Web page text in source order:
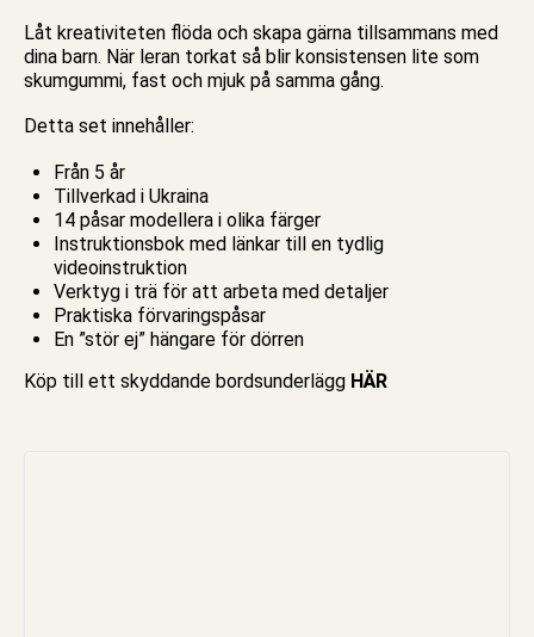
Låt kreativiteten flöda och skapa gärna tillsammans med
dina barn. När leran torkat så blir konsistensen lite som
skumgummi, fast och mjuk på samma gång.
Detta set innehåller:
Från 5 år
Tillverkad i Ukraina
14 påsar modellera i olika färger
Instruktionsbok med länkar till en tydlig
videoinstruktion
Verktyg i trä för att arbeta med detaljer
Praktiska förvaringspåsar
En ”stör ej” hängare för dörren
Köp till ett skyddande bordsunderlägg HÄR